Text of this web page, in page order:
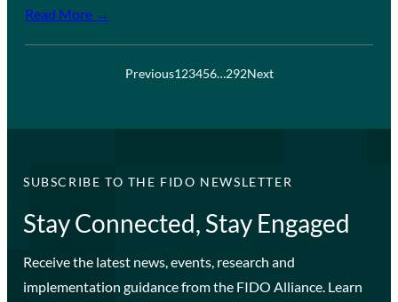
Read More →
Previous123456…292Next
SUBSCRIBE TO THE FIDO NEWSLETTER
Stay Connected, Stay Engaged
Receive the latest news, events, research and
implementation guidance from the FIDO Alliance. Learn